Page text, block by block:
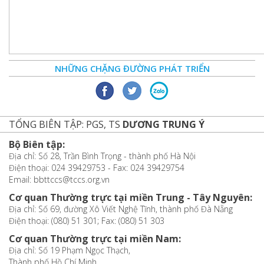
NHỮNG CHẶNG ĐƯỜNG PHÁT TRIỂN
TỔNG BIÊN TẬP: PGS, TS DƯƠNG TRUNG Ý
Bộ Biên tập:
Địa chỉ: Số 28, Trần Bình Trọng - thành phố Hà Nội
Điện thoại: 024 39429753 - Fax: 024 39429754
Email: bbttccs@tccs.org.vn
Cơ quan Thường trực tại miền Trung - Tây Nguyên:
Địa chỉ: Số 69, đường Xô Viết Nghệ Tĩnh, thành phố Đà Nẵng
Điện thoại: (080) 51 301; Fax: (080) 51 303
Cơ quan Thường trực tại miền Nam:
Địa chỉ: Số 19 Phạm Ngọc Thạch,